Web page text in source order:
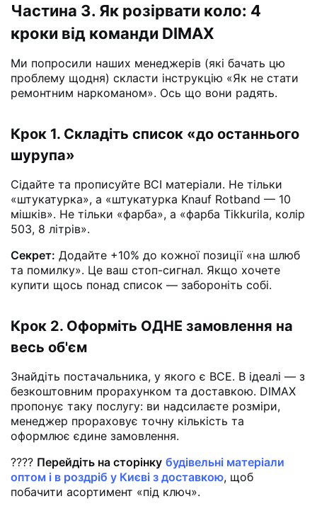
Частина 3. Як розірвати коло: 4
кроки від команди DIMAX
Ми попросили наших менеджерів (які бачать цю
проблему щодня) скласти інструкцію «Як не стати
ремонтним наркоманом». Ось що вони радять.
Крок 1. Складіть список «до останнього
шурупа»
Сідайте та прописуйте ВСІ матеріали. Не тільки
«штукатурка», а «штукатурка Knauf Rotband — 10
мішків». Не тільки «фарба», а «фарба Tikkurila, колір
503, 8 літрів».
Секрет: Додайте +10% до кожної позиції «на шлюб
та помилку». Це ваш стоп-сигнал. Якщо хочете
купити щось понад список — забороніть собі.
Крок 2. Оформіть ОДНЕ замовлення на
весь об'єм
Знайдіть постачальника, у якого є ВСЕ. В ідеалі — з
безкоштовним прорахунком та доставкою. DIMAX
пропонує таку послугу: ви надсилаєте розміри,
менеджер прораховує точну кількість та
оформлює єдине замовлення.
???? Перейдіть на сторінку будівельні матеріали
оптом і в роздріб у Києві з доставкою, щоб
побачити асортимент «під ключ».